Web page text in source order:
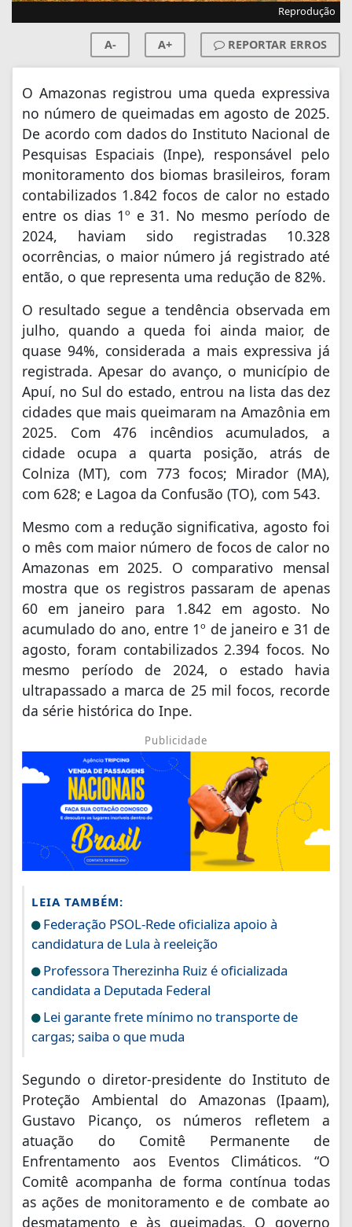
Reprodução
A- A+ REPORTAR ERROS
O Amazonas registrou uma queda expressiva
no número de queimadas em agosto de 2025.
De acordo com dados do Instituto Nacional de
Pesquisas Espaciais (Inpe), responsável pelo
monitoramento dos biomas brasileiros, foram
contabilizados 1.842 focos de calor no estado
entre os dias 1º e 31. No mesmo período de
2024, haviam sido registradas 10.328
ocorrências, o maior número já registrado até
então, o que representa uma redução de 82%.
O resultado segue a tendência observada em
julho, quando a queda foi ainda maior, de
quase 94%, considerada a mais expressiva já
registrada. Apesar do avanço, o município de
Apuí, no Sul do estado, entrou na lista das dez
cidades que mais queimaram na Amazônia em
2025. Com 476 incêndios acumulados, a
cidade ocupa a quarta posição, atrás de
Colniza (MT), com 773 focos; Mirador (MA),
com 628; e Lagoa da Confusão (TO), com 543.
Mesmo com a redução significativa, agosto foi
o mês com maior número de focos de calor no
Amazonas em 2025. O comparativo mensal
mostra que os registros passaram de apenas
60 em janeiro para 1.842 em agosto. No
acumulado do ano, entre 1º de janeiro e 31 de
agosto, foram contabilizados 2.394 focos. No
mesmo período de 2024, o estado havia
ultrapassado a marca de 25 mil focos, recorde
da série histórica do Inpe.
Publicidade
LEIA TAMBÉM:
Federação PSOL-Rede oficializa apoio à
candidatura de Lula à reeleição
Professora Therezinha Ruiz é oficializada
candidata a Deputada Federal
Lei garante frete mínimo no transporte de
cargas; saiba o que muda
Segundo o diretor-presidente do Instituto de
Proteção Ambiental do Amazonas (Ipaam),
Gustavo Picanço, os números refletem a
atuação do Comitê Permanente de
Enfrentamento aos Eventos Climáticos. “O
Comitê acompanha de forma contínua todas
as ações de monitoramento e de combate ao
desmatamento e às queimadas. O governo